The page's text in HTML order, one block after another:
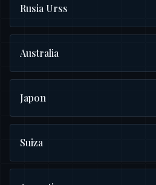
Rusia Urss
Australia
Japon
Suiza